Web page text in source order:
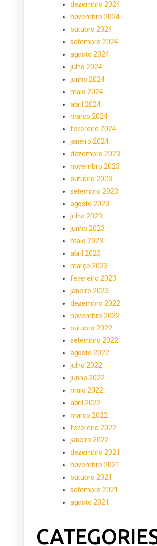
dezembro 2024
novembro 2024
outubro 2024
setembro 2024
agosto 2024
julho 2024
junho 2024
maio 2024
abril 2024
março 2024
fevereiro 2024
janeiro 2024
dezembro 2023
novembro 2023
outubro 2023
setembro 2023
agosto 2023
julho 2023
junho 2023
maio 2023
abril 2023
março 2023
fevereiro 2023
janeiro 2023
dezembro 2022
novembro 2022
outubro 2022
setembro 2022
agosto 2022
julho 2022
junho 2022
maio 2022
abril 2022
março 2022
fevereiro 2022
janeiro 2022
dezembro 2021
novembro 2021
outubro 2021
setembro 2021
agosto 2021